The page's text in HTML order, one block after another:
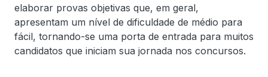
elaborar provas objetivas que, em geral,
apresentam um nível de dificuldade de médio para
fácil, tornando-se uma porta de entrada para muitos
candidatos que iniciam sua jornada nos concursos.